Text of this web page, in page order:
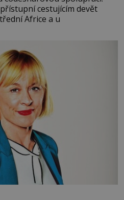
cestujícím devět
Africe a u